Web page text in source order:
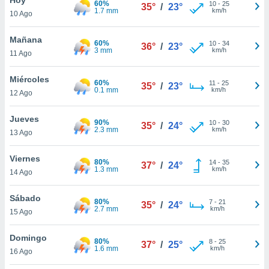
y
en
más
de
cookies
10 Ago
60%
1.7 mm
35° / 23° 10- 25
km/h
Mañana
11 Ago
60%
3 mm
36° / 23° 10- 34
km/h
Miércoles
12 Ago
60%
0.1 mm
35° / 23° 11 - 25
km/h
Jueves
13 Ago
90%
2.3 mm
35° / 24° 10- 30
km/h
Viernes
14 Ago
80%
1.3 mm
37° / 24° 14- 35
km/h
Sábado
15 Ago
80%
2.7 mm
35° / 24° 7- 21
km/h
Domingo
16 Ago
80%
1.6 mm
37° / 25° 8- 25
km/h